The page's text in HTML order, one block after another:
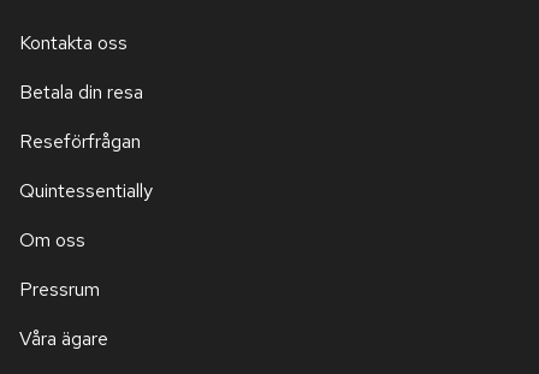
Kontakta oss
Betala din resa
Reseförfrågan
Quintessentially
Om oss
Pressrum
Våra ägare